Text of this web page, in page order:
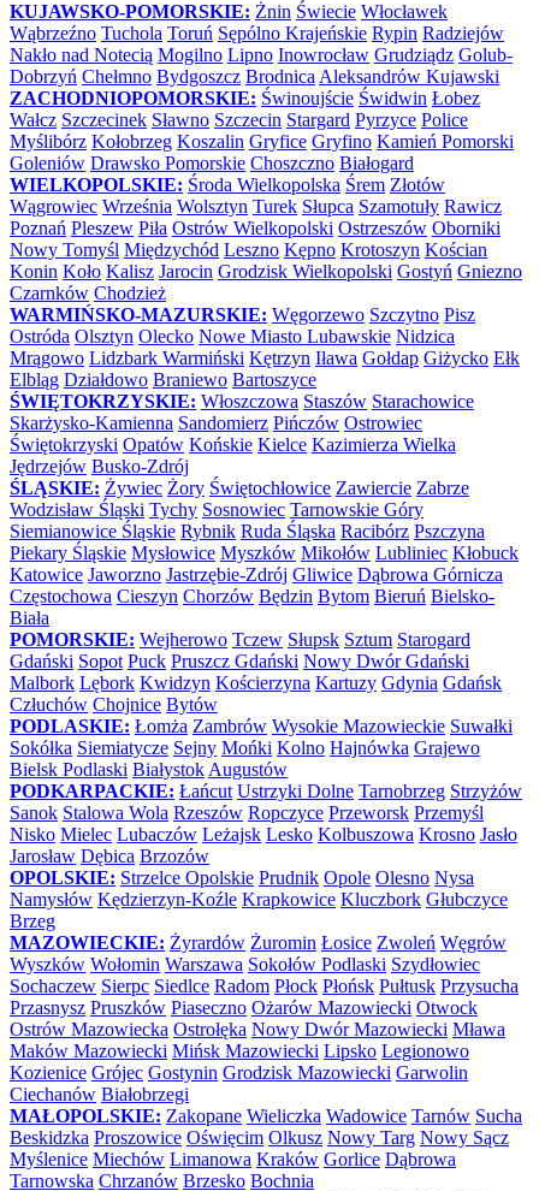
KUJAWSKO-POMORSKIE: Żnin Świecie Włocławek
Wąbrzeźno Tuchola Toruń Sępólno Krajeńskie Rypin Radziejów
Nakło nad Notecią Mogilno Lipno Inowrocław Grudziądz Golub-
Dobrzyń Chełmno Bydgoszcz Brodnica Aleksandrów Kujawski
ZACHODNIOPOMORSKIE: Świnoujście Świdwin Łobez
Wałcz Szczecinek Sławno Szczecin Stargard Pyrzyce Police
Myślibórz Kołobrzeg Koszalin Gryfice Gryfino Kamień Pomorski
Goleniów Drawsko Pomorskie Choszczno Białogard
WIELKOPOLSKIE: Środa Wielkopolska Śrem Złotów
Wągrowiec Września Wolsztyn Turek Słupca Szamotuły Rawicz
Poznań Pleszew Piła Ostrów Wielkopolski Ostrzeszów Oborniki
Nowy Tomyśl Międzychód Leszno Kępno Krotoszyn Kościan
Konin Koło Kalisz Jarocin Grodzisk Wielkopolski Gostyń Gniezno
Czarnków Chodzież
WARMIŃSKO-MAZURSKIE: Węgorzewo Szczytno Pisz
Ostróda Olsztyn Olecko Nowe Miasto Lubawskie Nidzica
Mrągowo Lidzbark Warmiński Kętrzyn Iława Gołdap Giżycko Ełk
Elbląg Działdowo Braniewo Bartoszyce
ŚWIĘTOKRZYSKIE: Włoszczowa Staszów Starachowice
Skarżysko-Kamienna Sandomierz Pińczów Ostrowiec
Świętokrzyski Opatów Końskie Kielce Kazimierza Wielka
Jędrzejów Busko-Zdrój
ŚLĄSKIE: Żywiec Żory Świętochłowice Zawiercie Zabrze
Wodzisław Śląski Tychy Sosnowiec Tarnowskie Góry
Siemianowice Śląskie Rybnik Ruda Śląska Racibórz Pszczyna
Piekary Śląskie Mysłowice Myszków Mikołów Lubliniec Kłobuck
Katowice Jaworzno Jastrzębie-Zdrój Gliwice Dąbrowa Górnicza
Częstochowa Cieszyn Chorzów Będzin Bytom Bieruń Bielsko-
Biała
POMORSKIE: Wejherowo Tczew Słupsk Sztum Starogard
Gdański Sopot Puck Pruszcz Gdański Nowy Dwór Gdański
Malbork Lębork Kwidzyn Kościerzyna Kartuzy Gdynia Gdańsk
Człuchów Chojnice Bytów
PODLASKIE: Łomża Zambrów Wysokie Mazowieckie Suwałki
Sokółka Siemiatycze Sejny Mońki Kolno Hajnówka Grajewo
Bielsk Podlaski Białystok Augustów
PODKARPACKIE: Łańcut Ustrzyki Dolne Tarnobrzeg Strzyżów
Sanok Stalowa Wola Rzeszów Ropczyce Przeworsk Przemyśl
Nisko Mielec Lubaczów Leżajsk Lesko Kolbuszowa Krosno Jasło
Jarosław Dębica Brzozów
OPOLSKIE: Strzelce Opolskie Prudnik Opole Olesno Nysa
Namysłów Kędzierzyn-Koźle Krapkowice Kluczbork Głubczyce
Brzeg
MAZOWIECKIE: Żyrardów Żuromin Łosice Zwoleń Węgrów
Wyszków Wołomin Warszawa Sokołów Podlaski Szydłowiec
Sochaczew Sierpc Siedlce Radom Płock Płońsk Pułtusk Przysucha
Przasnysz Pruszków Piaseczno Ożarów Mazowiecki Otwock
Ostrów Mazowiecka Ostrołęka Nowy Dwór Mazowiecki Mława
Maków Mazowiecki Mińsk Mazowiecki Lipsko Legionowo
Kozienice Grójec Gostynin Grodzisk Mazowiecki Garwolin
Ciechanów Białobrzegi
MAŁOPOLSKIE: Zakopane Wieliczka Wadowice Tarnów Sucha
Beskidzka Proszowice Oświęcim Olkusz Nowy Targ Nowy Sącz
Myślenice Miechów Limanowa Kraków Gorlice Dąbrowa
Tarnowska Chrzanów Brzesko Bochnia